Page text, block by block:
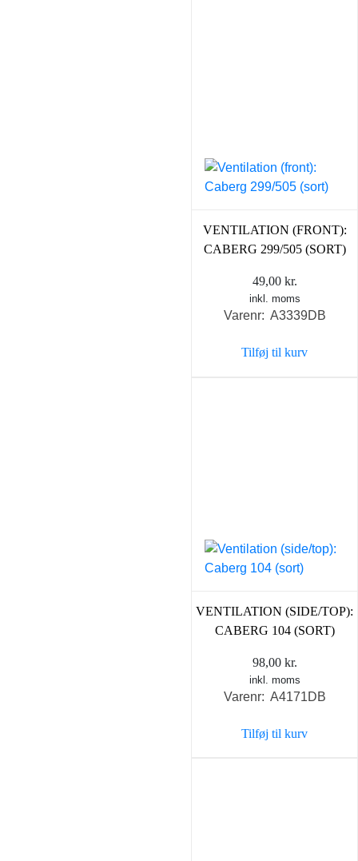
VENTILATION (FRONT):
CABERG 299/505 (SORT)
49,00 kr.
inkl. moms
Varenr: A3339DB
Tilføj til kurv
VENTILATION (SIDE/TOP):
CABERG 104 (SORT)
98,00 kr.
inkl. moms
Varenr: A4171DB
Tilføj til kurv